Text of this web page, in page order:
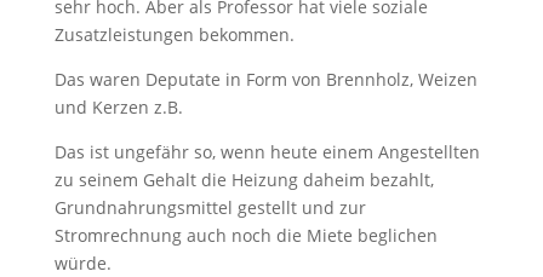
sehr hoch. Aber als Professor hat viele soziale
Zusatzleistungen bekommen.
Das waren Deputate in Form von Brennholz, Weizen
und Kerzen z.B.
Das ist ungefähr so, wenn heute einem Angestellten
zu seinem Gehalt die Heizung daheim bezahlt,
Grundnahrungsmittel gestellt und zur
Stromrechnung auch noch die Miete beglichen
würde.